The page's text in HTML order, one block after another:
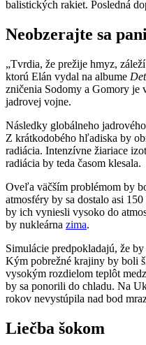
balistických rakiet. Posledná
Neobzerajte sa
„Tvrdia, že prežije hmyz,
ktorú Elán vydal na albume
zničenia Sodomy a Gomory je
jadrovej vojne.
Následky globálneho
Z krátkodobého hľadiska by
radiácia. Intenzívne žiariace
radiácia by teda časom klesala.
Oveľa väčším problémom by
atmosféry by sa dostalo asi
by ich vyniesli vysoko do
by nukleárna zima.
Simulácie predpokladajú, že
Kým pobrežné krajiny by boli
vysokým rozdielom teplôt
by sa ponorili do chladu. Na
rokov nevystúpila nad bod
Liečba šokom